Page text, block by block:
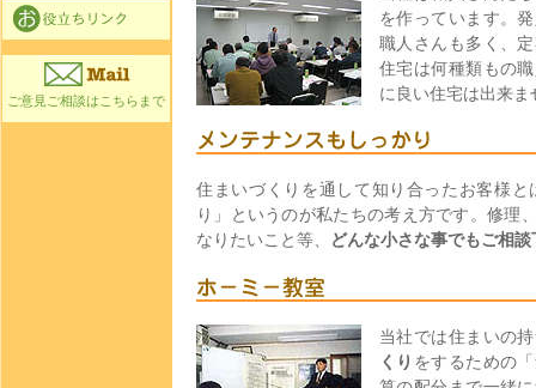
ご意見ご相談はこちらまで
を作っています。
職人さんも多く、
住宅は何種類もの
に良い住宅は出来ま
住まいづくりを通して知り合ったお客様
り」というのが私たちの考え方です。修理
なりたいこと等、
どんな小さな事でもご相
当社では住まいの
くり をするための